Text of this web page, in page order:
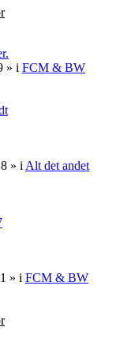
» i FCM & BW
» i Alt det andet
» i FCM & BW